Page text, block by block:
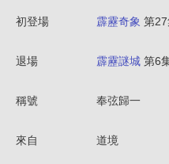
初登場 霹靂奇象 第
退場 霹靂謎城 第6
稱號 奉弦歸一
來自 道境